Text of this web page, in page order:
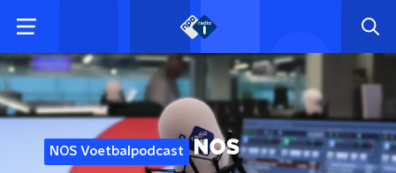
NOS Voetbalpodcast